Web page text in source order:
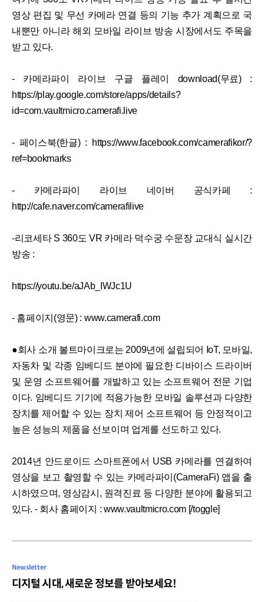
영상 편집 및 무선 카메라 연결 등의 기능 추가 계획으로 국
내뿐만 아니라 해외 모바일 라이브 방송 시장에서도 주목을
받고 있다.
- 카메라파이 라이브 구글 플레이 download(무료) :
https://play.google.com/store/apps/details?
id=com.vaultmicro.camerafi.live
- 페이스북(한글) : https://www.facebook.com/camerafikor/?
ref=bookmarks
- 카메라파이 라이브 네이버 공식카페 :
http://cafe.naver.com/camerafilive
-리코세타 S 360도 VR 카메라 덕수궁 수문장 교대식 실시간
방송 :
https://youtu.be/aJAb_IWJc1U
- 홈페이지(영문) : www.camerafi.com
●회사 소개 볼트마이크로는 2009년에 설립되어 IoT, 모바일,
자동차 및 각종 임베디드 분야에 필요한 디바이스 드라이버
및 운영 소프트웨어를 개발하고 있는 소프트웨어 전문 기업
이다. 임베디드 기기에 적용가능한 모바일 솔루션과 다양한
장치를 제어할 수 있는 장치 제어 소프트웨어 등 안정적이고
높은 성능의 제품을 선보이며 업계를 선도하고 있다.
2014년 안드로이드 스마트폰에서 USB 카메라를 연결하여
영상을 보고 촬영할 수 있는 카메라파이(CameraFi) 앱을 출
시하였으며, 영상감시, 원격진료 등 다양한 분야에 활용되고
있다. - 회사 홈페이지 : www.vaultmicro.com [/toggle]
Newsletter
디지털 시대, 새로운 정보를 받아보세요!